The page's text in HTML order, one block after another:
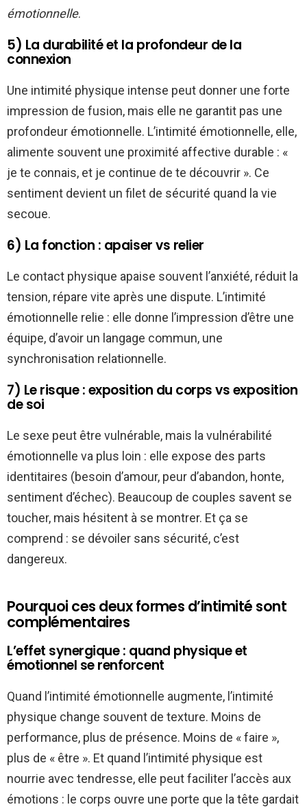
émotionnelle.
5) La durabilité et la profondeur de la
connexion
Une intimité physique intense peut donner une forte
impression de fusion, mais elle ne garantit pas une
profondeur émotionnelle. L’intimité émotionnelle, elle,
alimente souvent une proximité affective durable : «
je te connais, et je continue de te découvrir ». Ce
sentiment devient un filet de sécurité quand la vie
secoue.
6) La fonction : apaiser vs relier
Le contact physique apaise souvent l’anxiété, réduit la
tension, répare vite après une dispute. L’intimité
émotionnelle relie : elle donne l’impression d’être une
équipe, d’avoir un langage commun, une
synchronisation relationnelle.
7) Le risque : exposition du corps vs exposition
de soi
Le sexe peut être vulnérable, mais la vulnérabilité
émotionnelle va plus loin : elle expose des parts
identitaires (besoin d’amour, peur d’abandon, honte,
sentiment d’échec). Beaucoup de couples savent se
toucher, mais hésitent à se montrer. Et ça se
comprend : se dévoiler sans sécurité, c’est
dangereux.
Pourquoi ces deux formes d’intimité sont
complémentaires
L’effet synergique : quand physique et
émotionnel se renforcent
Quand l’intimité émotionnelle augmente, l’intimité
physique change souvent de texture. Moins de
performance, plus de présence. Moins de « faire »,
plus de « être ». Et quand l’intimité physique est
nourrie avec tendresse, elle peut faciliter l’accès aux
émotions : le corps ouvre une porte que la tête gardait